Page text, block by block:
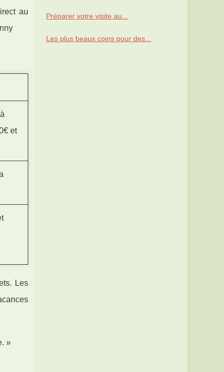
au
et
Les
»
Préparer votre visite au...
Les plus beaux coins pour des...